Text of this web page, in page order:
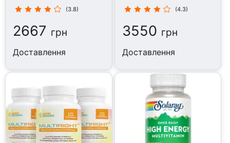
(3.8)
2667 грн
Доставлення
Мультивітаміни, 887 мл
(4.3)
3550 грн
Доставлення